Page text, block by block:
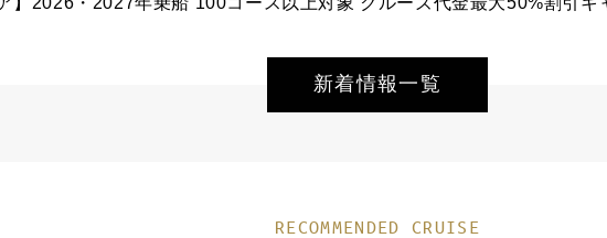
新着情報一覧
RECOMMENDED CRUISE